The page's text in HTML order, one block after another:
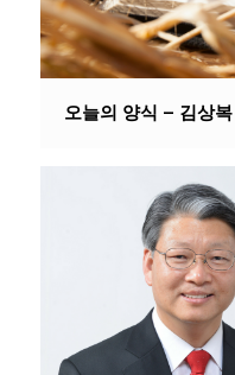
오늘의 양식 – 김상